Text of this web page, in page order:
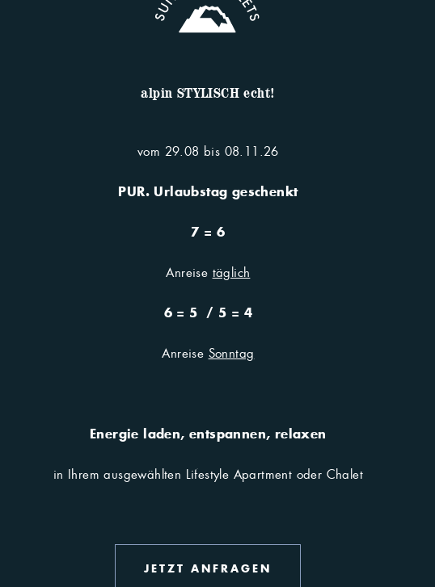
alpin STYLISCH echt!
vom 29.08 bis 08.11.26
PUR. Urlaubstag geschenkt
7 = 6
Anreise täglich
6 = 5 / 5 = 4
Anreise Sonntag
Energie laden, entspannen, relaxen
in Ihrem ausgewählten Lifestyle Apartment oder Chalet
JETZT ANFRAGEN
Lermoos